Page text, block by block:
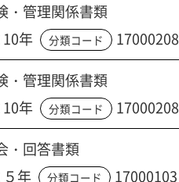
・管理関係書類
10年 分類コード 17000208
・管理関係書類
10年 分類コード 17000208
・回答書類
５年 分類コード 17000103